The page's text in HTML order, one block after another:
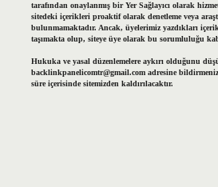
tarafından onaylanmış bir Yer Sağlayıcı olarak
sitedeki içerikleri proaktif olarak denetleme veya
bulunmamaktadır. Ancak, üyelerimiz yazdıkları
taşımakta olup, siteye üye olarak bu sorumluluğu
Hukuka ve yasal düzenlemelere aykırı olduğunu
backlinkpanelicomtr@gmail.comadresine
süre içerisinde sitemizden kaldırılacaktır.